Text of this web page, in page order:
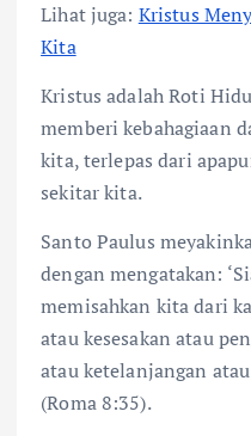
Lihat juga: Kristus
Kita
Kristus adalah Roti
memberi kebahagiaan
kita, terlepas dari
sekitar kita.
Santo Paulus
dengan mengatakan:
memisahkan kita dari
atau kesesakan atau
atau ketelanjangan
(Roma 8:35).